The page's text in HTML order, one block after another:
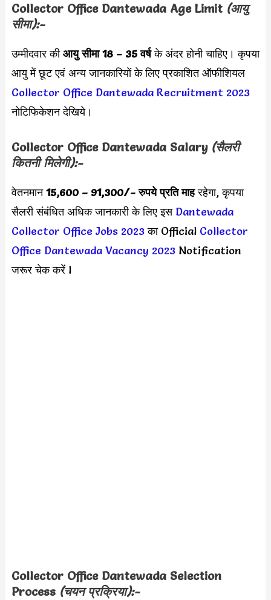
Collector Office Dantewada Age Limit (आयु
सीमा):-
उम्मीदवार कीआयु सीमा 18 – 35 वर्षके अंदर होनी चाहिए। कृपया
आयु में छूट एवं अन्य जानकारियों के लिए प्रकाशित ऑफीशियल
Collector Office Dantewada Recruitment 2023
नोटिफिकेशन देखिये।
Collector Office Dantewada Salary (सैलरी
कितनी मिलेगी):-
वेतनमान15,600 – 91,300/-रुपये प्रति माहरहेगा, कृपया
सैलरी संबंधित अधिक जानकारी के लिए इस Dantewada
Collector Office Jobs 2023का Official Collector
Office Dantewada Vacancy 2023Notification
जरूर चेक करें l
Collector Office Dantewada Selection
Process (चयन प्रक्रिया):-